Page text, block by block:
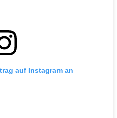
auf Instagram an